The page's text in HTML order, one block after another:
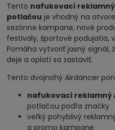
Tento nafukovací
potlačou je vhodný na
sezónne kampane, nové
festivaly, športové podujatia,
Pomáha vytvoriť jasný signál,
deje a oplatí sa zastaviť.
Tento dvojnohý Airdancer
nafukovací reklamný
potlačou podľa značky
veľký pohyblivý
a promo kampane